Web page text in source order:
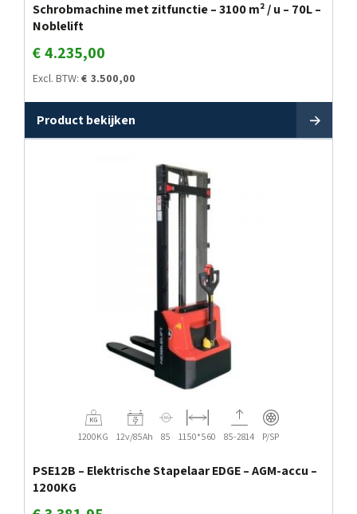
Schrobmachine met zitfunctie – 3100 m² / u – 70L –
Noblelift
€4.235,00
Excl. BTW: € 3.500,00
Product bekijken
1200KG 12v/85Ah 85 1150*560 85-2814 P/SP
PSE12B – Elektrische Stapelaar EDGE – AGM-accu –
1200KG